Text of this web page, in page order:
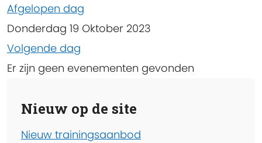
Afgelopen dag
Donderdag 19 Oktober 2023
Volgende dag
Er zijn geen evenementen gevonden
Nieuw op de site
Nieuw trainingsaanbod